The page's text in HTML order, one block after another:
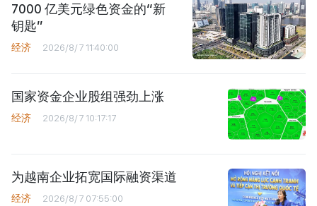
7000 亿美元绿色资金的“新
钥匙”
经济 2026/8/7 11:40:00
国家资金企业股组强劲上涨
经济 2026/8/7 10:17:17
为越南企业拓宽国际融资渠道
经济 2026/8/7 07:55:00